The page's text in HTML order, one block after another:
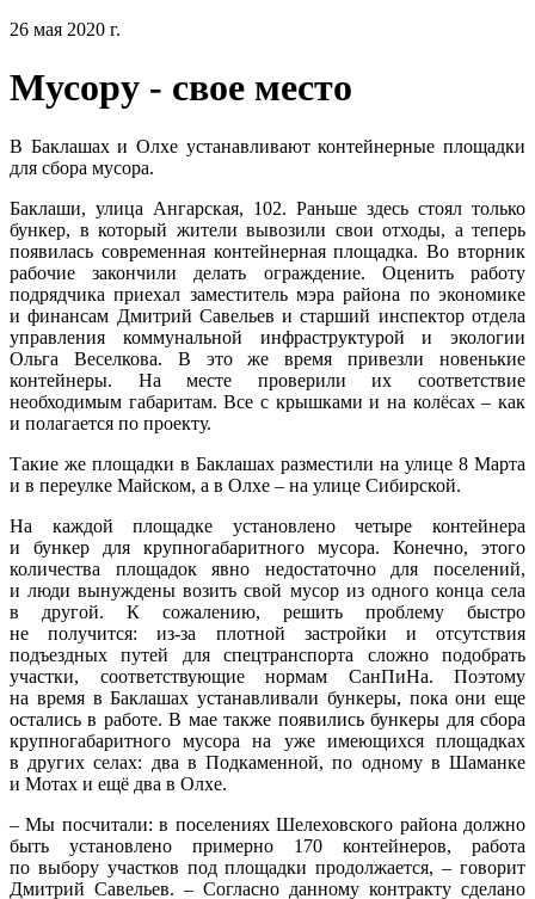
26 мая 2020 г.
Мусору - свое место
В Баклашах и Олхе устанавливают контейнерные площадки
для сбора мусора.
Баклаши, улица Ангарская, 102. Раньше здесь стоял только
бункер, в который жители вывозили свои отходы, а теперь
появилась современная контейнерная площадка. Во вторник
рабочие закончили делать ограждение. Оценить работу
подрядчика приехал заместитель мэра района по экономике
и финансам Дмитрий Савельев и старший инспектор отдела
управления коммунальной инфраструктурой и экологии
Ольга Веселкова. В это же время привезли новенькие
контейнеры. На месте проверили их соответствие
необходимым габаритам. Все с крышками и на колёсах – как
и полагается по проекту.
Такие же площадки в Баклашах разместили на улице 8 Марта
и в переулке Майском, а в Олхе – на улице Сибирской.
На каждой площадке установлено четыре контейнера
и бункер для крупногабаритного мусора. Конечно, этого
количества площадок явно недостаточно для поселений,
и люди вынуждены возить свой мусор из одного конца села
в другой. К сожалению, решить проблему быстро
не получится: из-за плотной застройки и отсутствия
подъездных путей для спецтранспорта сложно подобрать
участки, соответствующие нормам СанПиНа. Поэтому
на время в Баклашах устанавливали бункеры, пока они еще
остались в работе. В мае также появились бункеры для сбора
крупногабаритного мусора на уже имеющихся площадках
в других селах: два в Подкаменной, по одному в Шаманке
и Мотах и ещё два в Олхе.
– Мы посчитали: в поселениях Шелеховского района должно
быть установлено примерно 170 контейнеров, работа
по выбору участков под площадки продолжается, – говорит
Дмитрий Савельев. – Согласно данному контракту сделано